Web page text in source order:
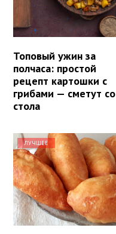
Топовый ужин за
полчаса: простой
рецепт картошки с
грибами — сметут со
стола
ЛУЧШЕЕ